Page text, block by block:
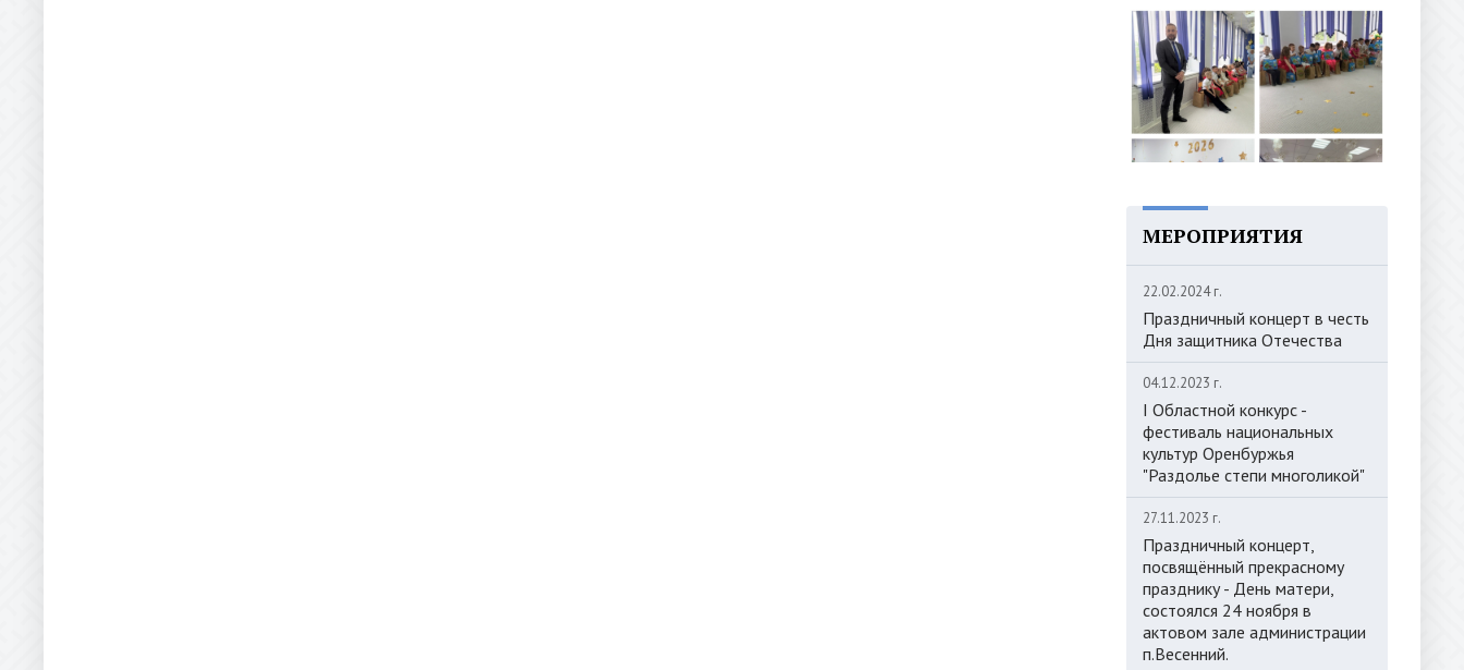
МЕРОПРИЯТИЯ
22.02.2024 г.
Праздничный концерт в честь
Дня защитника Отечества
04.12.2023 г.
I Областной конкурс -
фестиваль национальных
культур Оренбуржья
"Раздолье степи многоликой"
27.11.2023 г.
Праздничный концерт,
посвящённый прекрасному
празднику - День матери,
состоялся 24 ноября в
актовом зале администрации
п.Весенний.